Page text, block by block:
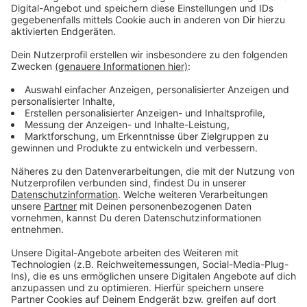
Anzeige
Das Frankreichfest wird gleichzeitig mit den
Olympischen Spielen in Paris eröffnet. Karten für das
Bühnenprogramm im Innenhof des Rathauses gibt es
ab sofort online.
Anzeige
Weitere Infos und Links zum Thema:
Anzeige
Mehrweg-Geschirr bei Sommer-Events in
Düsseldorf